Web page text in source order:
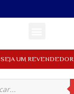
SEJA UM REVENDEDOR